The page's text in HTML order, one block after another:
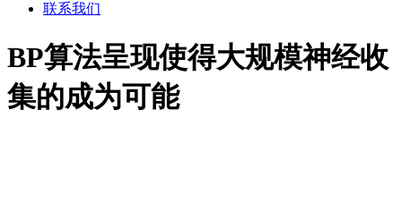
联系我们
BP算法呈现使得大规模神经收
集的成为可能